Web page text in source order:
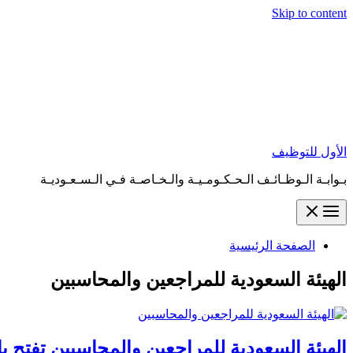
Skip to content
الأول للتوظيف
بـوابـة الـوظـائـف الـحـكـومـيـة والـخـاصـة فـي الـسـعـوديـة
الصفحة الرئيسية
الهيئة السعودية للمراجعين والمحاسبين
الهيئة السعودية للمراجعين والمحاسبين